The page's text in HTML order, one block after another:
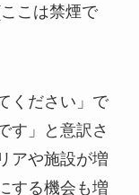
こは禁煙で
ください」で
す」と意訳さ
アや施設が増
する機会も増